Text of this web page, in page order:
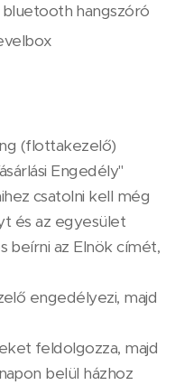
hangszóró
(flottakezelő)
Engedély"
csatolni kell még
és az egyesület
beírni az Elnök címét,
engedélyezi, majd
feldolgozza, majd
belül házhoz